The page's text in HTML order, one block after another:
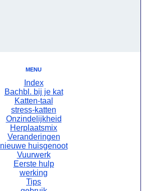
menu
Index
Bachbl. bij je kat
Katten-taal
stress-katten
Onzindelijkheid
Herplaatsmix
Veranderingen
nieuwe huisgenoot
Vuurwerk
Eerste hulp
werking
Tips